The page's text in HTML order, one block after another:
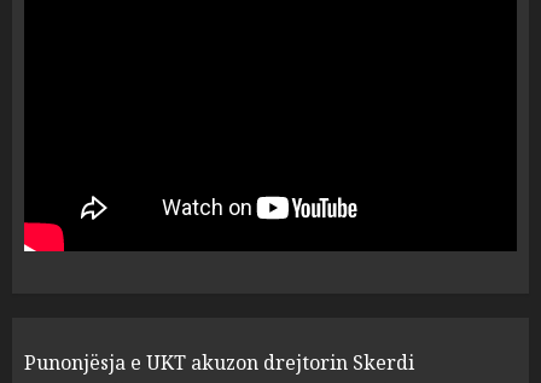
1
“bosen” Joana Nano për
abuzim me fondet publike dhe
pasuri të pajustifikuar
Apolonia- Gramshi, nis
Punonjësja e UKT akuzon drejtorin Skerdi